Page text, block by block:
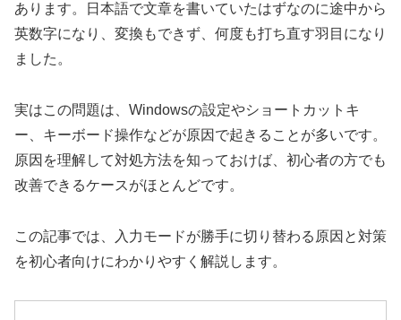
あります。日本語で文章を書いていたはずなのに途中から
英数字になり、変換もできず、何度も打ち直す羽目になり
ました。
実はこの問題は、Windowsの設定やショートカットキ
ー、キーボード操作などが原因で起きることが多いです。
原因を理解して対処方法を知っておけば、初心者の方でも
改善できるケースがほとんどです。
この記事では、入力モードが勝手に切り替わる原因と対策
を初心者向けにわかりやすく解説します。